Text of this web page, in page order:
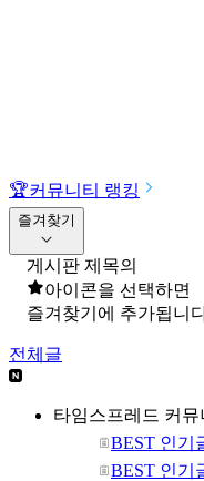
🏆커뮤니티 랭킹
즐겨찾기
게시판 제목의
아이콘을 선택하면
즐겨찾기에 추가됩니
전체글
타임스프레드 커뮤
BEST 인기
BEST 인기